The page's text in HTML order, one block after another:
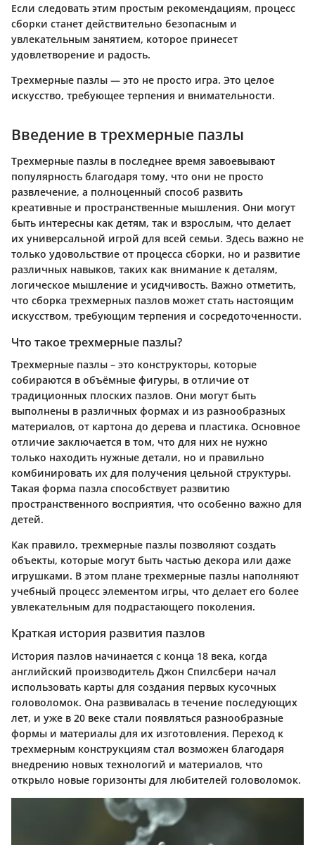
Если следовать этим простым рекомендациям, процесс
сборки станет действительно безопасным и
увлекательным занятием, которое принесет
удовлетворение и радость.
Трехмерные пазлы — это не просто игра. Это целое
искусство, требующее терпения и внимательности.
Введение в трехмерные пазлы
Трехмерные пазлы в последнее время завоевывают
популярность благодаря тому, что они не просто
развлечение, а полноценный способ развить
креативные и пространственные мышления. Они могут
быть интересны как детям, так и взрослым, что делает
их универсальной игрой для всей семьи. Здесь важно не
только удовольствие от процесса сборки, но и развитие
различных навыков, таких как внимание к деталям,
логическое мышление и усидчивость. Важно отметить,
что сборка трехмерных пазлов может стать настоящим
искусством, требующим терпения и сосредоточенности.
Что такое трехмерные пазлы?
Трехмерные пазлы – это конструкторы, которые
собираются в объёмные фигуры, в отличие от
традиционных плоских пазлов. Они могут быть
выполнены в различных формах и из разнообразных
материалов, от картона до дерева и пластика. Основное
отличие заключается в том, что для них не нужно
только находить нужные детали, но и правильно
комбинировать их для получения цельной структуры.
Такая форма пазла способствует развитию
пространственного восприятия, что особенно важно для
детей.
Как правило, трехмерные пазлы позволяют создать
объекты, которые могут быть частью декора или даже
игрушками. В этом плане трехмерные пазлы наполняют
учебный процесс элементом игры, что делает его более
увлекательным для подрастающего поколения.
Краткая история развития пазлов
История пазлов начинается с конца 18 века, когда
английский производитель Джон Спилсбери начал
использовать карты для создания первых кусочных
головоломок. Она развивалась в течение последующих
лет, и уже в 20 веке стали появляться разнообразные
формы и материалы для их изготовления. Переход к
трехмерным конструкциям стал возможен благодаря
внедрению новых технологий и материалов, что
открыло новые горизонты для любителей головоломок.